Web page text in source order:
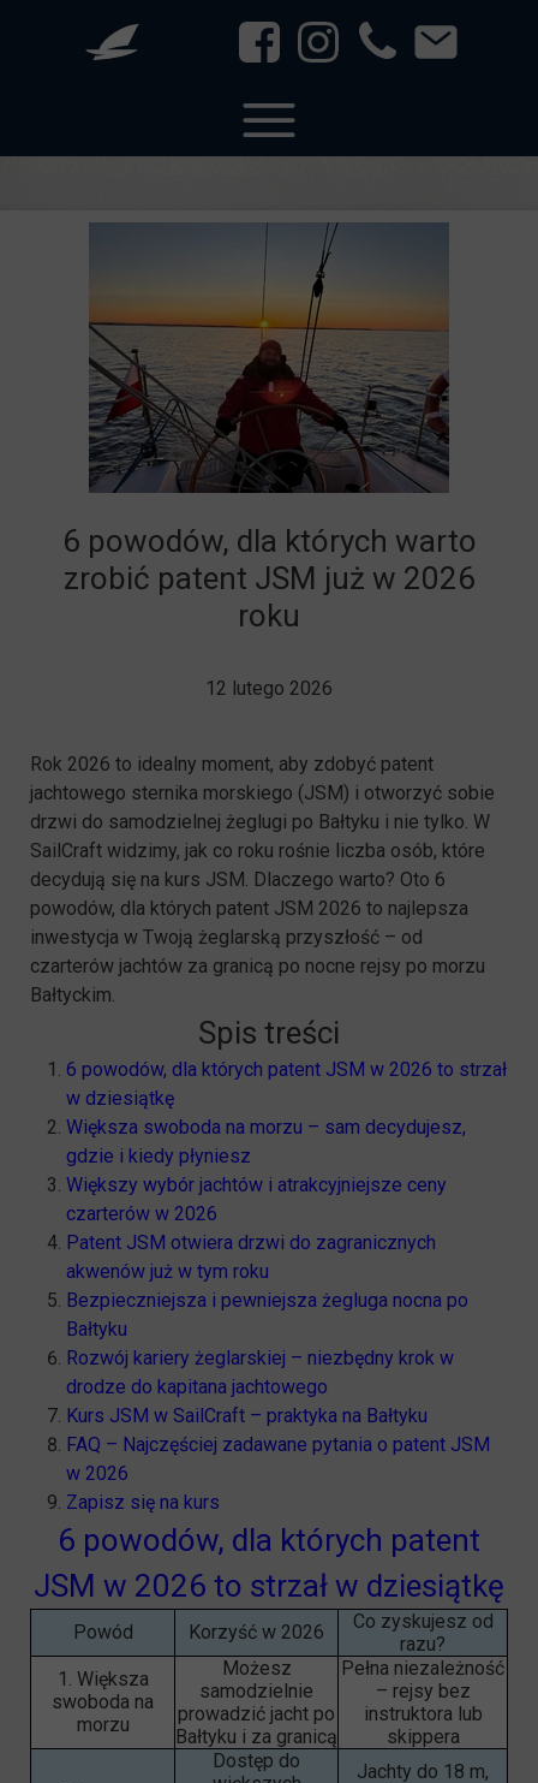
12 lutego 2026
6 powodów, dla których warto
zrobić patent JSM już w 2026
roku
Rok 2026 to idealny moment, aby zdobyć patent
jachtowego sternika morskiego (JSM) i otworzyć sobie
drzwi do samodzielnej żeglugi po Bałtyku i nie tylko. W
SailCraft widzimy, jak co roku rośnie liczba osób, które
decydują się na kurs JSM. Dlaczego warto? Oto 6
powodów, dla których patent JSM 2026 to najlepsza
inwestycja w Twoją żeglarską przyszłość – od
czarterów jachtów za granicą po nocne rejsy po morzu
Bałtyckim.
Spis treści
6 powodów, dla których patent JSM w 2026 to strzał
w dziesiątkę
Większa swoboda na morzu – sam decydujesz,
gdzie i kiedy płyniesz
Większy wybór jachtów i atrakcyjniejsze ceny
czarterów w 2026
Patent JSM otwiera drzwi do zagranicznych
akwenów już w tym roku
Bezpieczniejsza i pewniejsza żegluga nocna po
Bałtyku
Rozwój kariery żeglarskiej – niezbędny krok w
drodze do kapitana jachtowego
Kurs JSM w SailCraft – praktyka na Bałtyku
FAQ – Najczęściej zadawane pytania o patent JSM
w 2026
Zapisz się na kurs
6 powodów, dla których patent
JSM w 2026 to strzał w dziesiątkę
Powód Korzyść w 2026
Co zyskujesz od
razu?
1. Większa
swoboda na
morzu
Możesz
samodzielnie
prowadzić jacht po
Bałtyku i za granicą
Pełna niezależność
– rejsy bez
instruktora lub
skippera
Dostęp do
Jachty do 18 m,